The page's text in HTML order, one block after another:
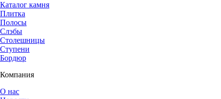
Каталог камня
Плитка
Полосы
Слэбы
Столешницы
Ступени
Бордюр
Компания
О нас